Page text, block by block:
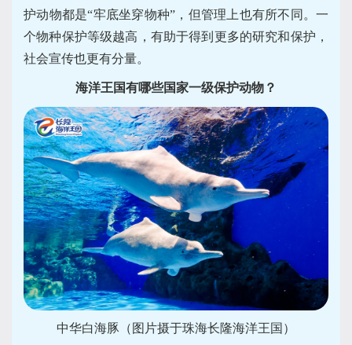
护动物都是“牢底坐穿物种”，但管理上也有所不同。一
个物种保护等级越高，有助于得到更多的研究和保护，
社会宣传也更有分量。
海洋王国有哪些国家一级保护动物？
中华白海豚（图片摄于珠海长隆海洋王国）